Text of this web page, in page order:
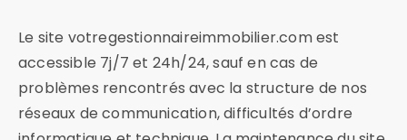
Le site votregestionnaireimmobilier.com est
accessible 7j/7 et 24h/24, sauf en cas de
problèmes rencontrés avec la structure de nos
réseaux de communication, difficultés d’ordre